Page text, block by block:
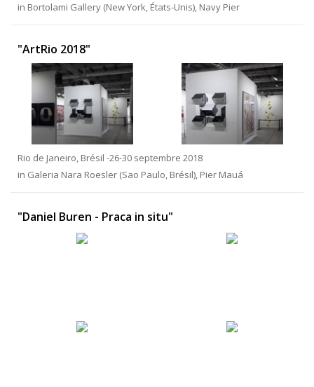
in Bortolami Gallery (New York, États-Unis), Navy Pier
"ArtRio 2018"
Rio de Janeiro, Brésil -26-30 septembre 2018
in Galeria Nara Roesler (Sao Paulo, Brésil), Pier Mauá
"Daniel Buren - Praca in situ"